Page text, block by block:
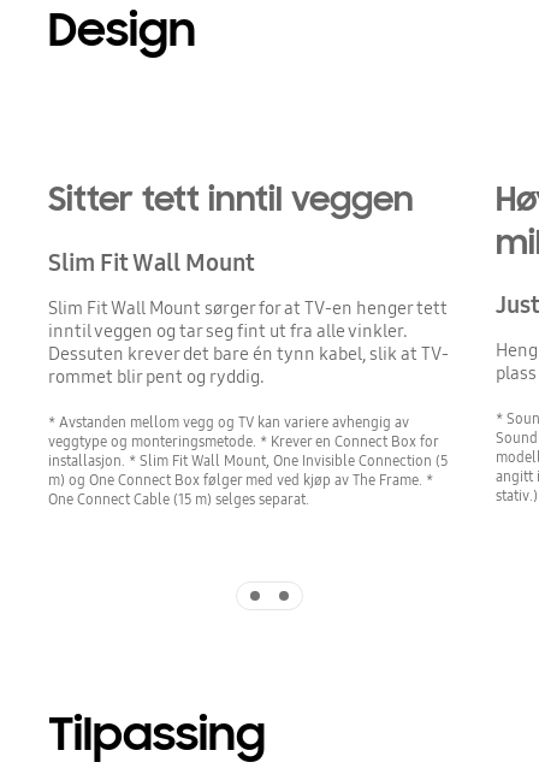
Design
Sitter tett inntil veggen
Slim Fit Wall Mount
Slim Fit Wall Mount sørger for at TV-en henger tett
inntil veggen og tar seg fint ut fra alle vinkler.
Dessuten krever det bare én tynn kabel, slik at TV-
rommet blir pent og ryddig.
* Avstanden mellom vegg og TV kan variere avhengig av
veggtype og monteringsmetode. * Krever en Connect Box for
installasjon. * Slim Fit Wall Mount, One Invisible Connection (5
m) og One Connect Box følger med ved kjøp av The Frame. *
One Connect Cable (15 m) selges separat.
*
angitt
stativ.)
Tilpassing